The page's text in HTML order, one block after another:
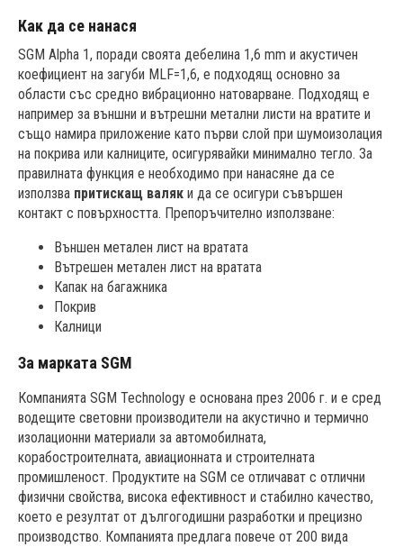
Как да се нанася
SGM Alpha 1, поради своята дебелина 1,6 mm и акустичен
коефициент на загуби MLF=1,6, е подходящ основно за
области със средно вибрационно натоварване. Подходящ е
например за външни и вътрешни метални листи на вратите и
също намира приложение като първи слой при шумоизолация
на покрива или калниците, осигурявайки минимално тегло. За
правилната функция е необходимо при нанасяне да се
използва притискащ валяк и да се осигури съвършен
контакт с повърхността. Препоръчително използване:
Външен метален лист на вратата
Вътрешен метален лист на вратата
Капак на багажника
Покрив
Калници
За марката SGM
Компанията SGM Technology е основана през 2006 г. и е сред
водещите световни производители на акустично и термично
изолационни материали за автомобилната,
корабостроителната, авиационната и строителната
промишленост. Продуктите на SGM се отличават с отлични
физични свойства, висока ефективност и стабилно качество,
което е резултат от дългогодишни разработки и прецизно
производство. Компанията предлага повече от 200 вида